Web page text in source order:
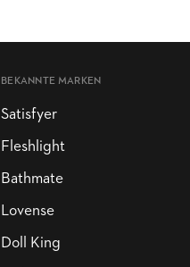
BEKANNTE MARKEN
Satisfyer
Fleshlight
Bathmate
Lovense
Doll King